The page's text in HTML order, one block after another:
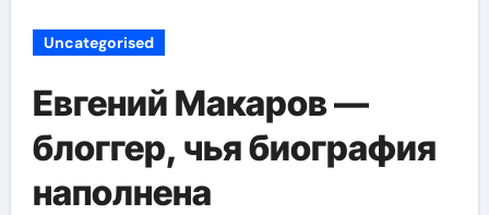
Uncategorised
Евгений Макаров —
блоггер, чья биография
наполнена